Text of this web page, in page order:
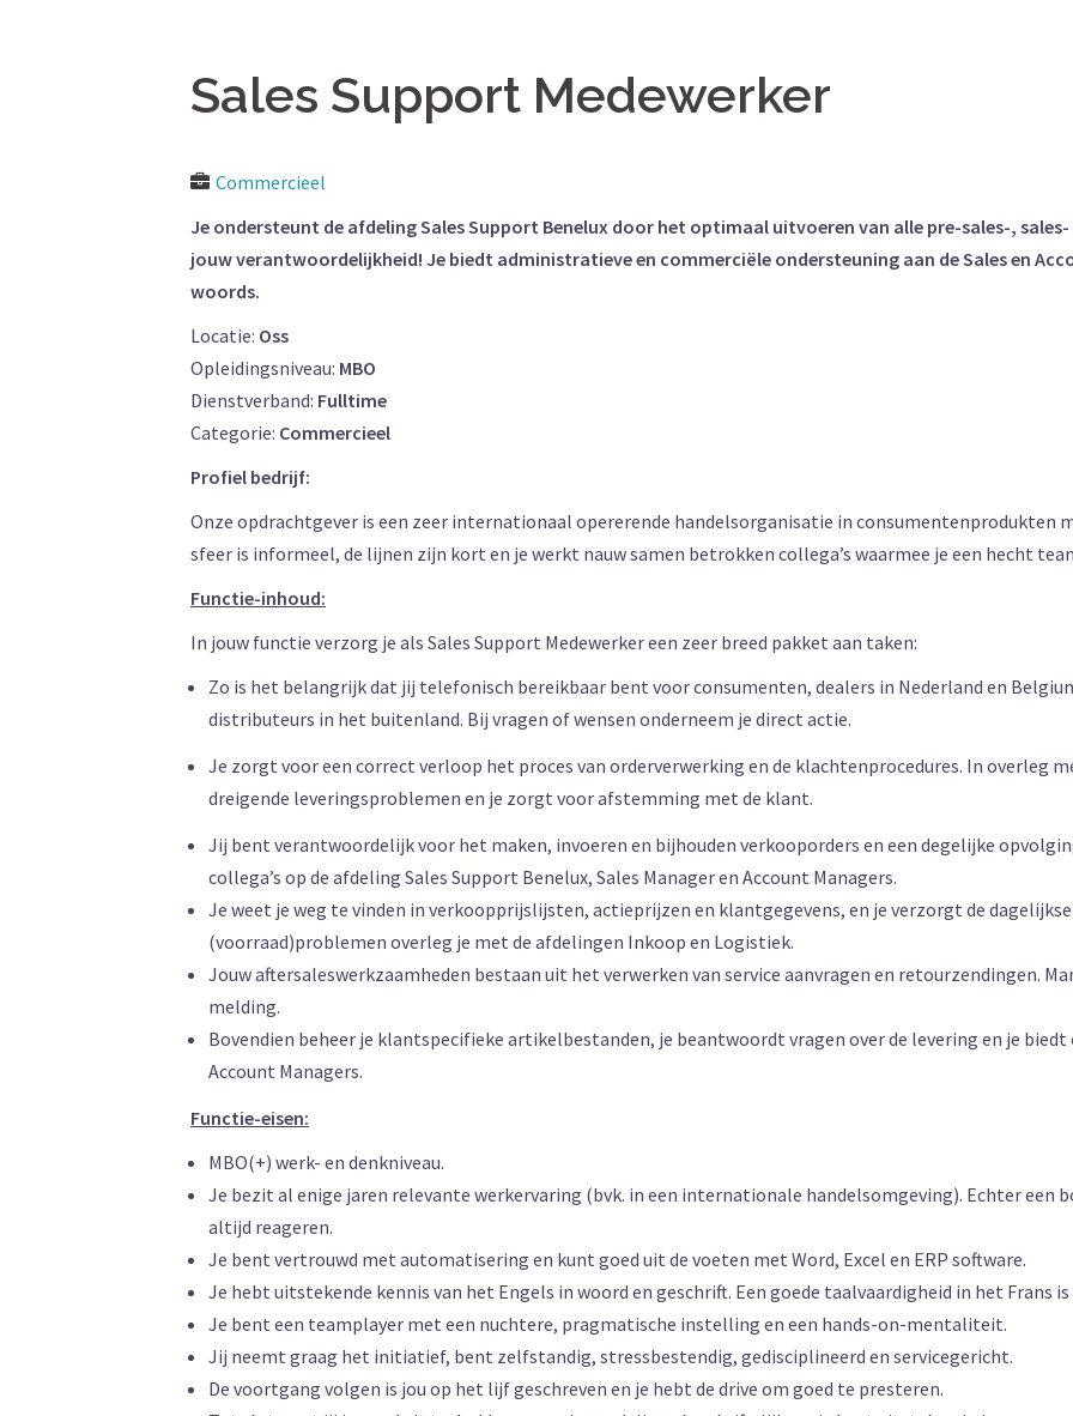
Sales Support Medewerker
Commercieel
Je ondersteunt de afdeling Sales Support Benelux door het optimaal uitvoeren van alle pre-sales-,
jouw verantwoordelijkheid! Je biedt administratieve en commerciële ondersteuning aan de Sales en
woords.
Locatie: Oss
Opleidingsniveau: MBO
Dienstverband: Fulltime
Categorie: Commercieel
Profiel bedrijf:
Onze opdrachtgever is een zeer internationaal opererende handelsorganisatie in consumentenprodukten
sfeer is informeel, de lijnen zijn kort en je werkt nauw samen betrokken collega’s waarmee je een hecht
Functie-inhoud:
In jouw functie verzorg je als Sales Support Medewerker een zeer breed pakket aan taken:
Zo is het belangrijk dat jij telefonisch bereikbaar bent voor consumenten, dealers in Nederland en
distributeurs in het buitenland. Bij vragen of wensen onderneem je direct actie.
Je zorgt voor een correct verloop het proces van orderverwerking en de klachtenprocedures. In overleg
dreigende leveringsproblemen en je zorgt voor afstemming met de klant.
Jij bent verantwoordelijk voor het maken, invoeren en bijhouden verkooporders en een degelijke
collega’s op de afdeling Sales Support Benelux, Sales Manager en Account Managers.
Je weet je weg te vinden in verkoopprijslijsten, actieprijzen en klantgegevens, en je verzorgt de
(voorraad)problemen overleg je met de afdelingen Inkoop en Logistiek.
Jouw aftersaleswerkzaamheden bestaan uit het verwerken van service aanvragen en retourzendingen.
melding.
Bovendien beheer je klantspecifieke artikelbestanden, je beantwoordt vragen over de levering en je biedt
Account Managers.
Functie-eisen:
MBO(+) werk- en denkniveau.
Je bezit al enige jaren relevante werkervaring (bvk. in een internationale handelsomgeving). Echter een
altijd reageren.
Je bent vertrouwd met automatisering en kunt goed uit de voeten met Word, Excel en ERP software.
Je hebt uitstekende kennis van het Engels in woord en geschrift. Een goede taalvaardigheid in het Frans is
Je bent een teamplayer met een nuchtere, pragmatische instelling en een hands-on-mentaliteit.
Jij neemt graag het initiatief, bent zelfstandig, stressbestendig, gedisciplineerd en servicegericht.
De voortgang volgen is jou op het lijf geschreven en je hebt de drive om goed te presteren.